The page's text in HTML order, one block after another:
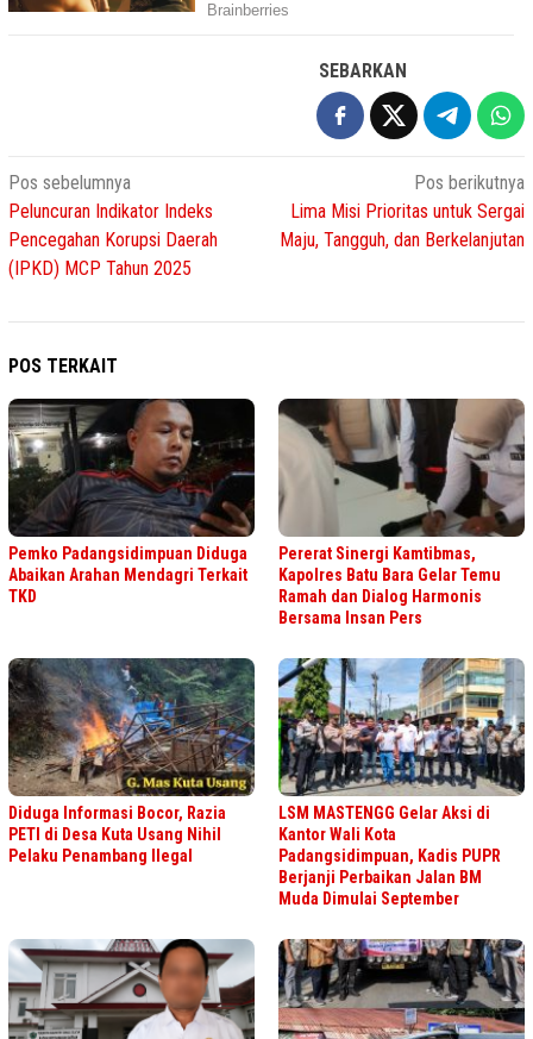
SEBARKAN
Navigasi
pos
Pos sebelumnya
Peluncuran Indikator Indeks
Pencegahan Korupsi Daerah
(IPKD) MCP Tahun 2025
Pos berikutnya
Lima Misi Prioritas untuk Sergai
Maju, Tangguh, dan Berkelanjutan
POS TERKAIT
Pemko Padangsidimpuan Diduga
Abaikan Arahan Mendagri Terkait
TKD
Pererat Sinergi Kamtibmas,
Kapolres Batu Bara Gelar Temu
Ramah dan Dialog Harmonis
Bersama Insan Pers
Diduga Informasi Bocor, Razia
PETI di Desa Kuta Usang Nihil
Pelaku Penambang Ilegal
LSM MASTENGG Gelar Aksi di
Kantor Wali Kota
Padangsidimpuan, Kadis PUPR
Berjanji Perbaikan Jalan BM
Muda Dimulai September